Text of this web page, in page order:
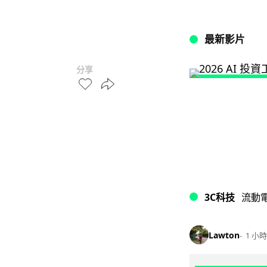
分享
最新影片
3C科技 流動
Lawton 1 小時